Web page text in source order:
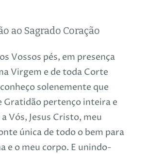
ao Sagrado Coração
Vossos pés, em presença
Virgem e de toda Corte
solenemente que
Gratidão pertenço inteira e
Vós, Jesus Cristo, meu
única de todo o bem para
e o meu corpo. E unindo-